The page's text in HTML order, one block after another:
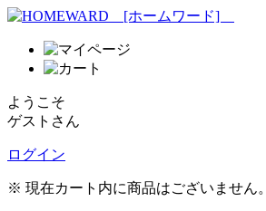
ようこそ
ゲストさん
ログイン
※ 現在カート内に商品はございません。